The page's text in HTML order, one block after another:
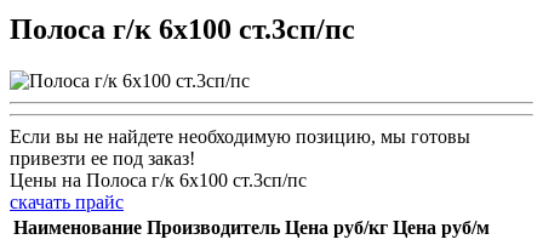
Полоса г/к 6х100 ст.3сп/пс
Если вы не найдете необходимую позицию, мы готовы
привезти ее под заказ!
Цены на Полоса г/к 6х100 ст.3сп/пс
скачать прайс
Наименование Производитель Цена руб/кг Цена руб/м